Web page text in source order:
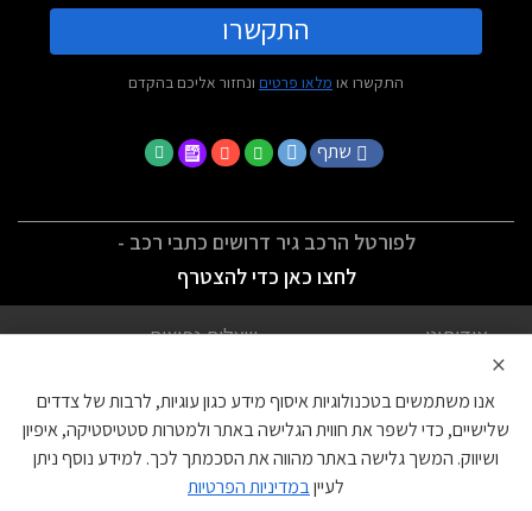
התקשרו
התקשרו או מלאו פרטים ונחזור אליכם בהקדם
שתף
לפורטל הרכב גיר דרושים כתבי רכב -
לחצו כאן כדי להצטרף
אודותינו
שאלות נפוצות
הצהרת נגישות
צור קשר
עוגיות
×
אנו משתמשים בטכנולוגיות איסוף מידע כגון עוגיות, לרבות של צדדים
שלישיים, כדי לשפר את חווית הגלישה באתר ולמטרות סטטיסטיקה, איפיון
ושיווק. המשך גלישה באתר מהווה את הסכמתך לכך. למידע נוסף ניתן
לעייןבמדיניות הפרטיות